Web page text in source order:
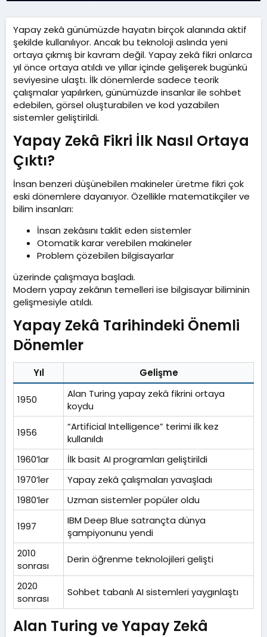
Yapay zekâ günümüzde hayatın birçok alanında aktif
şekilde kullanılıyor. Ancak bu teknoloji aslında yeni
ortaya çıkmış bir kavram değil. Yapay zekâ fikri onlarca
yıl önce ortaya atıldı ve yıllar içinde gelişerek bugünkü
seviyesine ulaştı. İlk dönemlerde sadece teorik
çalışmalar yapılırken, günümüzde insanlar ile sohbet
edebilen, görsel oluşturabilen ve kod yazabilen
sistemler geliştirildi.
Yapay Zekâ Fikri İlk Nasıl Ortaya
Çıktı?​
İnsan benzeri düşünebilen makineler üretme fikri çok
eski dönemlere dayanıyor. Özellikle matematikçiler ve
bilim insanları:
İnsan zekâsını taklit eden sistemler
Otomatik karar verebilen makineler
Problem çözebilen bilgisayarlar
üzerinde çalışmaya başladı.
Modern yapay zekânın temelleri ise bilgisayar biliminin
gelişmesiyle atıldı.
Yapay Zekâ Tarihindeki Önemli
Dönemler​
Yıl Gelişme
1950
Alan Turing yapay zekâ fikrini ortaya
koydu
1956
“Artificial Intelligence” terimi ilk kez
kullanıldı
1960’lar
İlk basit AI programları geliştirildi
1970’ler
Yapay zekâ çalışmaları yavaşladı
1980’ler
Uzman sistemler popüler oldu
1997
IBM Deep Blue satrançta dünya
şampiyonunu yendi
2010
sonrası
Derin öğrenme teknolojileri gelişti
2020
sonrası
Sohbet tabanlı AI sistemleri yaygınlaştı
Alan Turing ve Yapay Zekâ​